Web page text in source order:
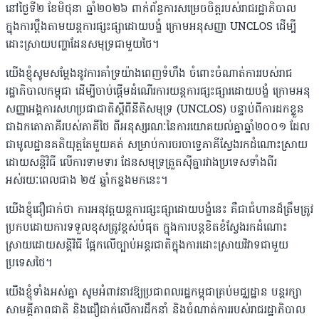
នៅថ្ងៃទី២ ខែមិថុនា ឆ្នាំ២០២៦ ពាក់ព័ន្ធការសម្រេចចិត្តរបស់រាជរដ្ឋាភិបាល
ក្នុងការប្តឹងតាមយន្តការផ្សះផ្សាដោយបង្ខំ ក្រោមអនុសញ្ញា UNCLOS ដើម្បី
ដោះស្រាយបញ្ហាដែនសមុទ្រជាមួយថៃ។
យើងខ្ញុំសូមសម្តែងនូវការគាំទ្រយ៉ាងពេញទំហឹង ចំពោះចំណាត់ការរបស់រាជ
រដ្ឋាភិបាលកម្ពុជា ដើម្បីចាប់ផ្តើមដំណើរការយន្តការផ្សះផ្សារដោយបង្ខំ ក្រោមអនុ
សញ្ញាអង្គការសហប្រជាជាតិស្តីពីនីតិសមុទ្រ (UNCLOS) បន្ទាប់ពីការដកខ្លួន
ជាឯកតោភាគីរបស់ភាគីថៃ ពីអនុស្សរណៈនៃការយោគយល់គ្នាឆ្នាំ២០០១ ដែល
ជាមូលដ្ឋានគតិយុត្តតែមួយគត់ សម្រាប់ការចរចាទ្វេភាគីស្វែងរកដំណោះស្រាយ
ដោយសន្តិវិធី លើការទាមទារ ដែនសមុទ្រត្រួតស៊ីគ្នារវាងប្រទេសទាំងពីរ
អស់រយៈពេលជាង ២៥ ឆ្នាំកន្លងមកនេះ។
យើងខ្ញុំជឿជាក់ថា ការអនុវត្តយន្តការផ្សះផ្សាដោយបង្ខំនេះ គឺជាជំហានដ៏ត្រឹមត្រូវ
ប្រកបដោយការទទួលខុសត្រូវខ្ពស់បំផុត ក្នុងការបន្តខិតខំស្វែងរកដំណោះ
ស្រាយដោយសន្តិវិធី ផ្អែកលើច្បាប់អន្តរជាតិក្នុងការដោះស្រាយវិវាទជាមួយ
ប្រទេសថៃ។
យើងខ្ញុំទាំងអស់គ្នា សូមអំពាវនាវឱ្យប្រជាពលរដ្ឋកម្ពុជាគ្រប់មជ្ឈដ្ឋាន បន្តរក្សា
សាមគ្គីភាពជាតិ និងជឿជាក់លើការដឹកនាំ និងចំណាត់ការរបស់រាជរដ្ឋាភិបាល